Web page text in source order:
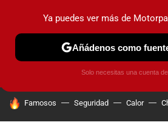
PRUEBAS COCHES ELÉCTRICOS
HOY SE HABLA DE
Famosos Seguridad Calor
Ya puedes ver más de
Añádenos como
Solo necesitas una cuenta